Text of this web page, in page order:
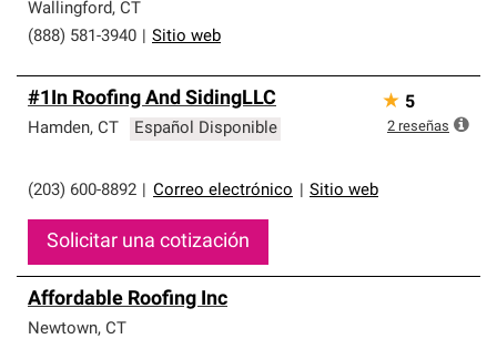
Wallingford, CT
(888) 581-3940
Sitio web
#1In Roofing And SidingLLC
Hamden, CT Español Disponible
(203) 600-8892 Correo electrónico Sitio web
Solicitar una cotización
★ 5
2 reseñas
Affordable Roofing Inc
Newtown, CT